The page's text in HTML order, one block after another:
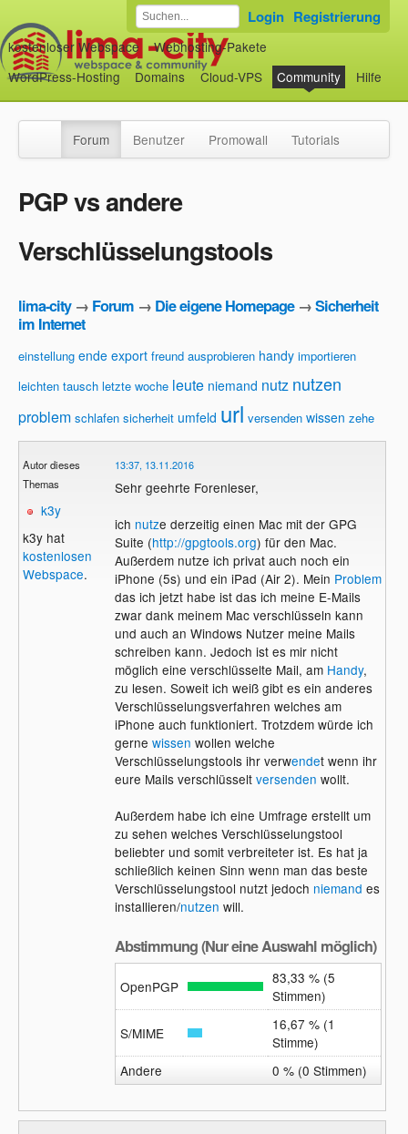
kostenloser Webspace
Webhosting-Pakete
WordPress-Hosting
Domains Cloud-VPS Community Hilfe
Login Registrierung
Forum Benutzer Promowall Tutorials
PGP vs andere
Verschlüsselungstools
lima-city→ Forum → Die eigene Homepage→Sicherheit
im Internet
einstellung ende export freund ausprobieren handy importieren
leichten tausch letzte woche leute niemand nutz nutzen
problem schlafen sicherheit umfeld url versenden wissen zehe
Autor dieses
Themas
k3y
k3y hat
kostenlosen
Webspace.
13:37, 13.11.2016
Sehr geehrte Forenleser,
ich nutze derzeitig einen Mac mit der GPG
Suite (http://gpgtools.org) für den Mac.
Außerdem nutze ich privat auch noch ein
iPhone (5s) und ein iPad (Air 2). Mein Problem
das ich jetzt habe ist das ich meine E-Mails
zwar dank meinem Mac verschlüsseln kann
und auch an Windows Nutzer meine Mails
schreiben kann. Jedoch ist es mir nicht
möglich eine verschlüsselte Mail, am Handy,
zu lesen. Soweit ich weiß gibt es ein anderes
Verschlüsselungsverfahren welches am
iPhone auch funktioniert. Trotzdem würde ich
gerne wissen wollen welche
Verschlüsselungstools ihr verwendet wenn ihr
eure Mails verschlüsselt versenden wollt.
Außerdem habe ich eine Umfrage erstellt um
zu sehen welches Verschlüsselungstool
beliebter und somit verbreiteter ist. Es hat ja
schließlich keinen Sinn wenn man das beste
Verschlüsselungstool nutzt jedoch niemand es
installieren/nutzen will.
Abstimmung (Nur eine Auswahl möglich)
OpenPGP
83,33 % (5
Stimmen)
S/MIME
16,67 % (1
Stimme)
Andere
0 % (0 Stimmen)